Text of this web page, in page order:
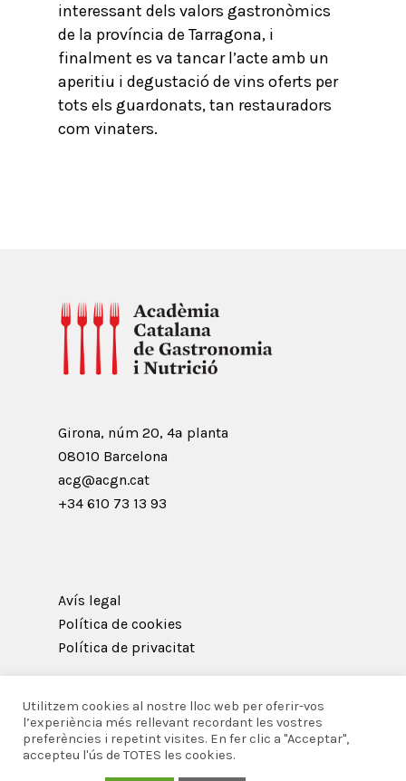
interessant dels valors gastronòmics
de la província de Tarragona, i
finalment es va tancar l’acte amb un
aperitiu i degustació de vins oferts per
tots els guardonats, tan restauradors
com vinaters.
Girona, núm 20, 4ª planta
08010 Barcelona
acg@acgn.cat
+34 610 73 13 93
Avís legal
Política de cookies
Política de privacitat
© 2026 Acadèmia Catalana de Gastronomia i
Nutrició.
Utilitzem cookies al nostre lloc web per oferir-vos
l’experiència més rellevant recordant les vostres
preferències i repetint visites. En fer clic a "Acceptar",
accepteu l'ús de TOTES les cookies.